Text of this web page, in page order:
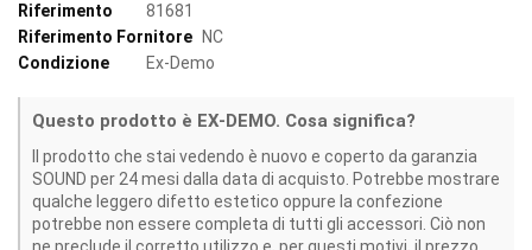
Riferimento
81681
Riferimento Fornitore
NC
Condizione
Ex-Demo
Questo prodotto è EX-DEMO. Cosa significa?
Il prodotto che stai vedendo è nuovo e coperto da garanzia
SOUND per 24 mesi dalla data di acquisto. Potrebbe mostrare
qualche leggero difetto estetico oppure la confezione
potrebbe non essere completa di tutti gli accessori. Ciò non